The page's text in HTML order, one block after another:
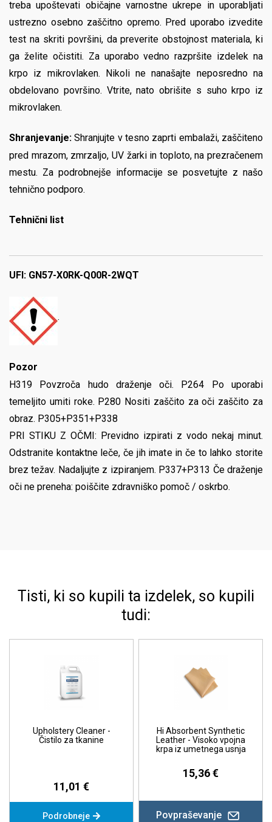
treba upoštevati običajne varnostne ukrepe in uporabljati
ustrezno osebno zaščitno opremo. Pred uporabo izvedite
test na skriti površini, da preverite obstojnost materiala, ki
ga želite očistiti. Za uporabo vedno razpršite izdelek na
krpo iz mikrovlaken. Nikoli ne nanašajte neposredno na
obdelovano površino. Vtrite, nato obrišite s suho krpo iz
mikrovlaken.
Shranjevanje:Shranjujte v tesno zaprti embalaži, zaščiteno
pred mrazom, zmrzaljo, UV žarki in toploto, na prezračenem
mestu. Za podrobnejše informacije se posvetujte z našo
tehnično podporo.
Tehnični list
UFI: GN57-X0RK-Q00R-2WQT
·
Pozor
H319 Povzroča hudo draženje oči. P264 Po uporabi
temeljito umiti roke. P280 Nositi zaščito za oči zaščito za
obraz. P305+P351+P338
PRI STIKU Z OČMI: Previdno izpirati z vodo nekaj minut.
Odstranite kontaktne leče, če jih imate in če to lahko storite
brez težav. Nadaljujte z izpiranjem. P337+P313 Če draženje
oči ne preneha: poiščite zdravniško pomoč / oskrbo.
Tisti, ki so kupili ta izdelek, so kupili
tudi:
Upholstery Cleaner -
Čistilo za tkanine
11,01 €
Podrobneje
Hi Absorbent Synthetic
Leather - Visoko vpojna
krpa iz umetnega usnja
15,36 €
Povpraševanje